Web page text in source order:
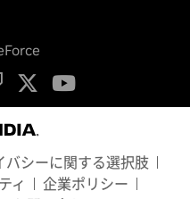
バシーに関する選択肢
ィ
企業ポリシー